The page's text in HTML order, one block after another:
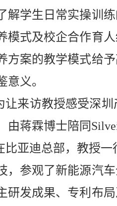
解学生日常实操训
模式及校企合作育
方案的教学模式给
意义。
让来访教授感受深
由蒋霖博士陪同
比亚迪总部，教授
，参观了新能源汽
研发成果、专利布